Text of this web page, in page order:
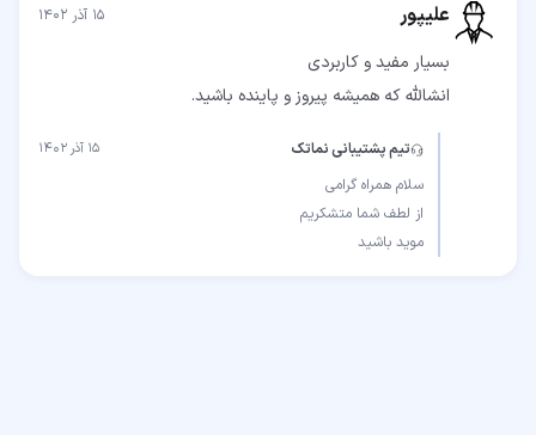
علیپور ۱۵ آذر ۱۴۰۲
انشالله که همیشه پیروز و پاینده باشید.
تیم پشتیبانی نماتک ۱۵ آذر ۱۴۰۲
موید باشید